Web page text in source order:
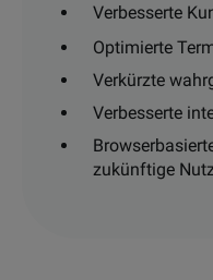
Verbesserte
Optimierte
Verkürzte
Verbesserte
zukünftige